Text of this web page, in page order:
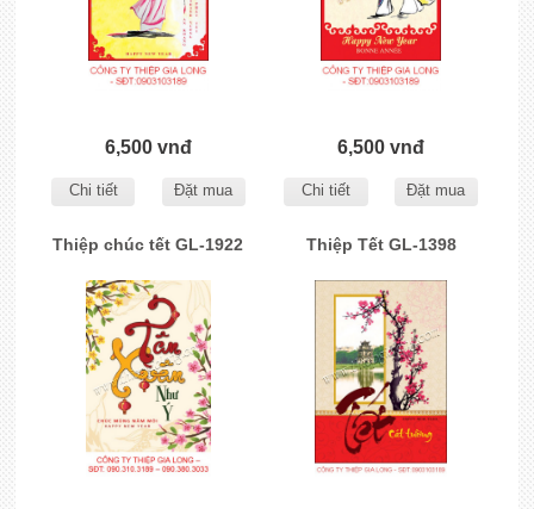
6,500 vnđ
Chi tiết Đặt mua
6,500 vnđ
Chi tiết Đặt mua
Thiệp chúc tết GL-1922 Thiệp Tết GL-1398